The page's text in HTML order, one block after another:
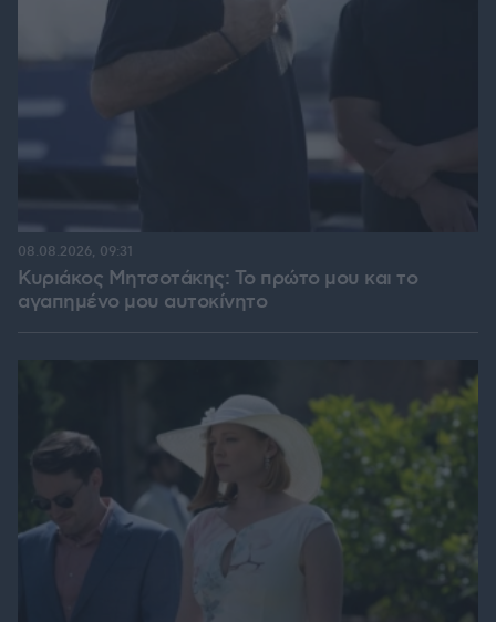
Κυριάκος Μητσοτάκης: Το πρώτο μου και το
αγαπημένο μου αυτοκίνητο
08.08.2026, 09:31